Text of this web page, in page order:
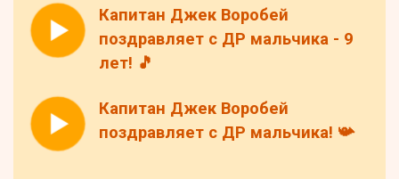
Капитан Джек Воробей
поздравляет с ДР мальчика - 9
лет! 🎵
Капитан Джек Воробей
поздравляет с ДР мальчика! 📯